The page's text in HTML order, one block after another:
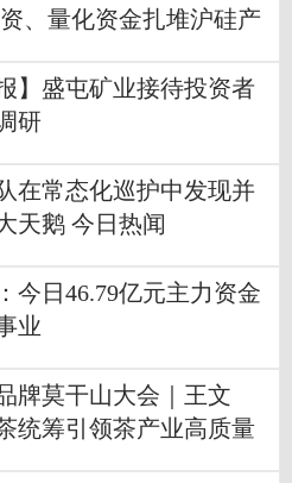
、量化资金扎堆沪硅产
】盛屯矿业接待投资者
研
在常态化巡护中发现并
天鹅 今日热闻
今日46.79亿元主力资金
业
牌莫干山大会｜王文
统筹引领茶产业高质量